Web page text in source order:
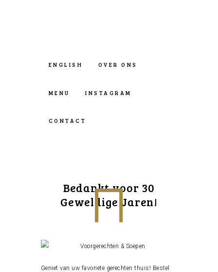
ENGLISH OVER ONS
MENU INSTAGRAM
CONTACT
Bedankt voor 30
Geweldige Jaren!
Geniet van uw favoriete gerechten thuis! Bestel